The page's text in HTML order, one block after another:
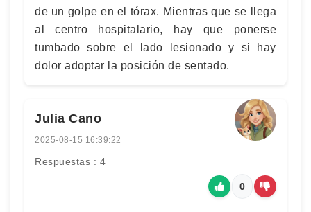
de un golpe en el tórax. Mientras que se llega
al centro hospitalario, hay que ponerse
tumbado sobre el lado lesionado y si hay
dolor adoptar la posición de sentado.
Julia Cano
2025-08-15 16:39:22
Respuestas : 4
0